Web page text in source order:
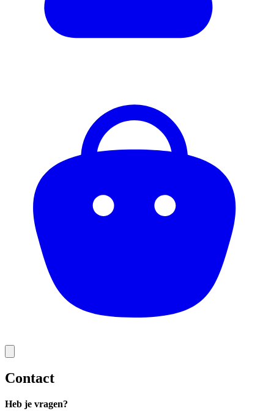
Contact
Heb je vragen?